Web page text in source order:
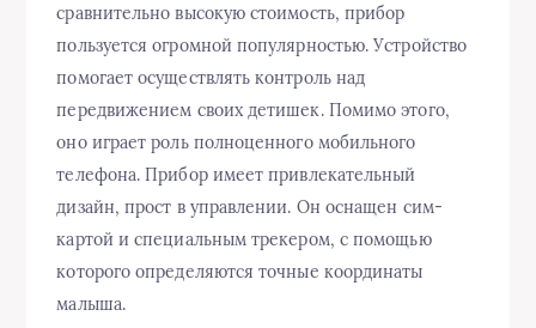
сравнительно высокую стоимость, прибор
пользуется огромной популярностью. Устройство
помогает осуществлять контроль над
передвижением своих детишек. Помимо этого,
оно играет роль полноценного мобильного
телефона. Прибор имеет привлекательный
дизайн, прост в управлении. Он оснащен сим-
картой и специальным трекером, с помощью
которого определяются точные координаты
малыша.